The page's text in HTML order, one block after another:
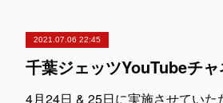
2021.07.06 22:45
4月24日 & 25日に実施させてい